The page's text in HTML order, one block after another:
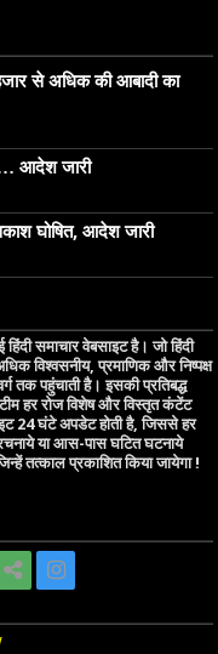
से अधिक की आबादी का
आदेश जारी
घोषित, आदेश जारी
समाचार वेबसाइट है। जो हिंदी
विश्वसनीय, प्रमाणिक और निष्पक्ष
तक पहुंचाती है। इसकी प्रतिबद्ध
हर रोज विशेष और विस्तृत कंटेंट
24 घंटे अपडेट होती है, जिससे हर
या आस-पास घटित घटनाये
तत्काल प्रकाशित किया जायेगा !